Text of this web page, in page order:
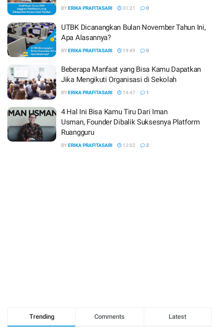
BYERIKA PRAFITASARI 01:21 0
UTBK Dicanangkan Bulan November Tahun Ini,
Apa Alasannya?
BYERIKA PRAFITASARI 19:49 0
Beberapa Manfaat yang Bisa Kamu Dapatkan
Jika Mengikuti Organisasi di Sekolah
BYERIKA PRAFITASARI 14:47 1
4 Hal Ini Bisa Kamu Tiru Dari Iman
Usman, Founder Dibalik Suksesnya Platform
Ruangguru
BYERIKA PRAFITASARI 12:02 2
Trending Comments Latest